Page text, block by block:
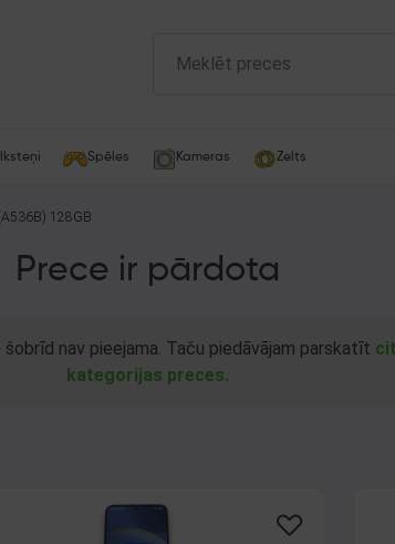
Spēles Kameras Zelts
128GB
Prece ir pārdota
nav pieejama. Taču piedāvājam parskatīt
kategorijas preces.